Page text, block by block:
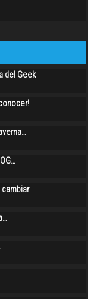
del Geek
cambiar